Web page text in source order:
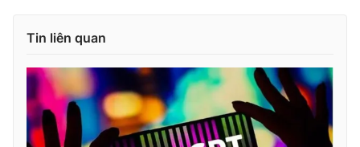
Email:
toasoan@vtv.vn
Tin liên quan